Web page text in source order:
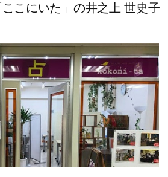
ここにいた」の井之上 世史子